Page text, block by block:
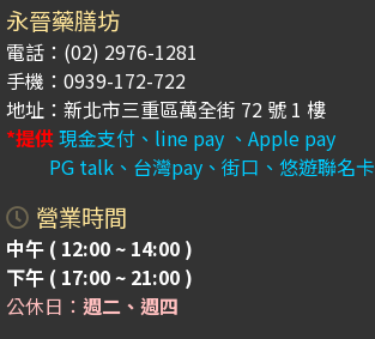
永晉藥膳坊
電話：(02) 2976-1281
手機：0939-172-722
地址：新北市三重區萬全街 72 號 1 樓
*提供現金支付、line pay 、Apple pay
PG talk、台灣pay、街口、悠遊聯名卡
營業時間
中午 ( 12:00 ~ 14:00 )
下午 ( 17:00 ~ 21:00 )
公休日： 週二、週四